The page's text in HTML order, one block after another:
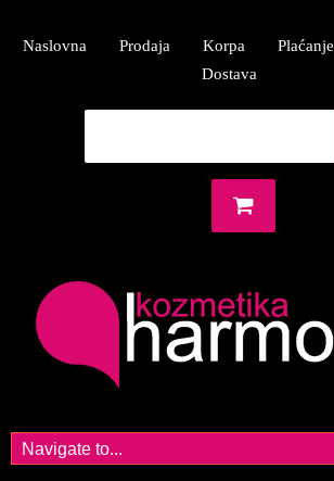
Naslovna Prodaja Korpa Plaćanje
Dostava